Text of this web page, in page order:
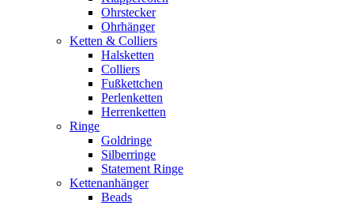
Ohrstecker
Ohrhänger
Ketten & Colliers
Halsketten
Colliers
Fußkettchen
Perlenketten
Herrenketten
Ringe
Goldringe
Silberringe
Statement Ringe
Kettenanhänger
Beads